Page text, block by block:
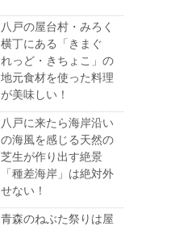
八戸の屋台村・みろく
横丁にある「きまぐ
れっど・きちょこ」の
地元食材を使った料理
が美味しい！
八戸に来たら海岸沿い
の海風を感じる天然の
芝生が作り出す絶景
「種差海岸」は絶対外
せない！
青森のねぶた祭りは屋